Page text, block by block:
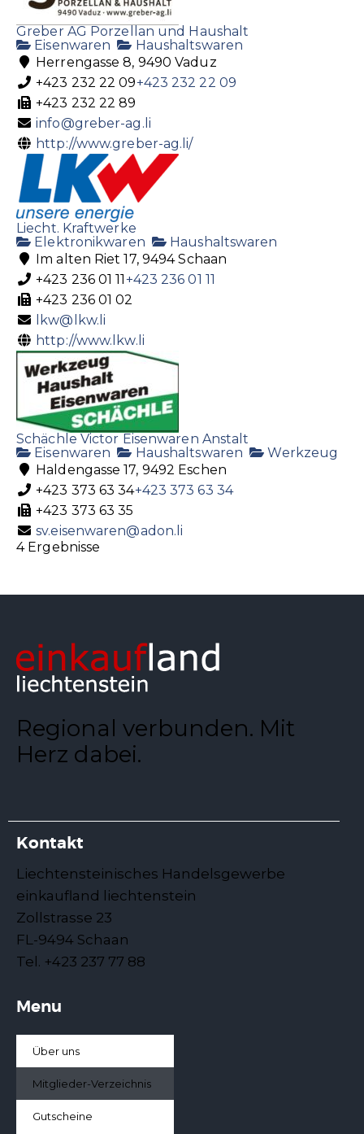
Greber AG Porzellan und Haushalt
Eisenwaren
Haushaltswaren
Herrengasse 8, 9490 Vaduz
+423 232 22 09+423 232 22 09
+423 232 22 89
info@greber-ag.li
http://www.greber-ag.li/
Liecht. Kraftwerke
Elektronikwaren
Haushaltswaren
Im alten Riet 17, 9494 Schaan
+423 236 01 11 +423 236 01 11
+423 236 01 02
lkw@lkw.li
http://www.lkw.li
Schächle Victor Eisenwaren Anstalt
Eisenwaren
Haushaltswaren
Werkzeug
Haldengasse 17, 9492 Eschen
+423 373 63 34+423 373 63 34
+423 373 63 35
sv.eisenwaren@adon.li
4 Ergebnisse
Regional verbunden. Mit
Herz dabei.
Kontakt
Liechtensteinisches Handelsgewerbe
einkaufland liechtenstein
Zollstrasse 23
FL-9494 Schaan
Tel. +423 237 77 88
Menu
Über uns
Mitglieder-Verzeichnis
Gutscheine